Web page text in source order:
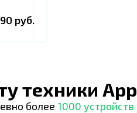
руб.
техники
более 1000 устройств